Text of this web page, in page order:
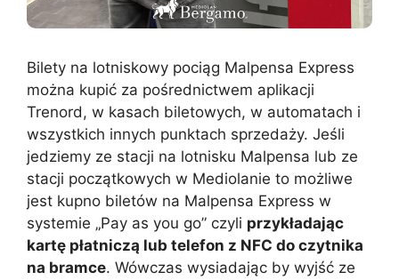
Bilety na lotniskowy pociąg Malpensa Express
można kupić za pośrednictwem aplikacji
Trenord, w kasach biletowych, w automatach i
wszystkich innych punktach sprzedaży. Jeśli
jedziemy ze stacji na lotnisku Malpensa lub ze
stacji początkowych w Mediolanie to możliwe
jest kupno biletów na Malpensa Express w
systemie „Pay as you go” czyli przykładając
kartę płatniczą lub telefon z NFC do czytnika
na bramce. Wówczas wysiadając by wyjść ze